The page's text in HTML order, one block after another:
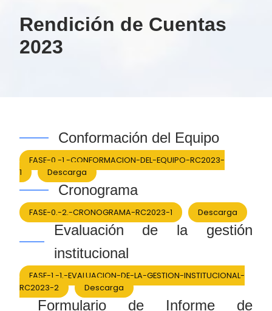
Rendición de Cuentas
2023
Conformación del Equipo
FASE-0.-1.-CONFORMACION-DEL-EQUIPO-RC2023-
1
Descarga
Cronograma
FASE-0.-2.-CRONOGRAMA-RC2023-1 Descarga
Evaluación de la gestión
institucional
FASE-1.-1.-EVALUACION-DE-LA-GESTION-INSTITUCIONAL-
RC2023-2
Descarga
Formulario de Informe de